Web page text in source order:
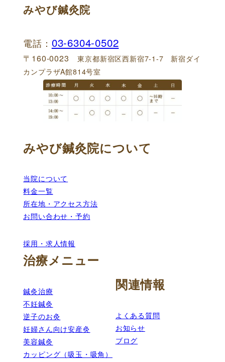
みやび鍼灸院
電話： 03-6304-0502
〒160-0023東京都新宿区西新宿7-1-7 新宿ダイ
カンプラザA館814号室
みやび鍼灸院について
当院について
料金一覧
所在地・アクセス方法
お問い合わせ・予約
採用・求人情報
治療メニュー
鍼灸治療
不妊鍼灸
逆子のお灸
妊婦さん向け安産灸
美容鍼灸
カッピング（吸玉・吸角）
関連情報
よくある質問
お知らせ
ブログ